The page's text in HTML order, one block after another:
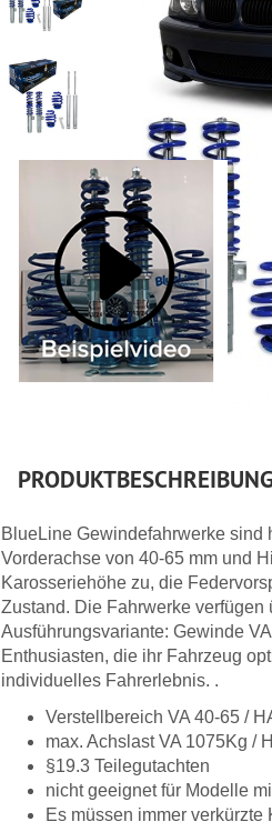
PRODUKTBESCHREIBUNG
BlueLine Gewindefahrwerke sind
Vorderachse von 40-65 mm und
Karosseriehöhe zu, die
Zustand. Die Fahrwerke
Ausführungsvariante: Gewinde
Enthusiasten, die ihr Fahrzeug
individuelles Fahrerlebnis. .
Verstellbereich VA 40-65 /
max. Achslast VA 1075Kg /
§19.3 Teilegutachten
nicht geeignet für Modelle
Es müssen immer